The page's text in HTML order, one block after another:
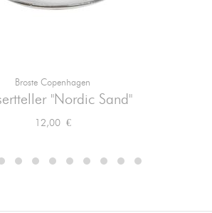
Broste Copenhagen
"Nordic Sand"
Preis
12,00 €